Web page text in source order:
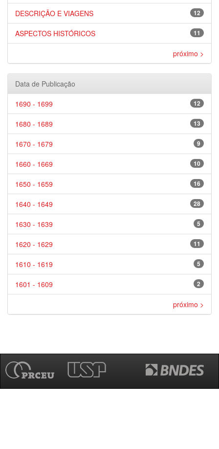
12
DESCRIÇÃO E VIAGENS
11
ASPECTOS HISTÓRICOS
próximo >
Data de Publicação
12
1690 - 1699
13
1680 - 1689
9
1670 - 1679
10
1660 - 1669
16
1650 - 1659
28
1640 - 1649
5
1630 - 1639
11
1620 - 1629
5
1610 - 1619
2
1601 - 1609
próximo >